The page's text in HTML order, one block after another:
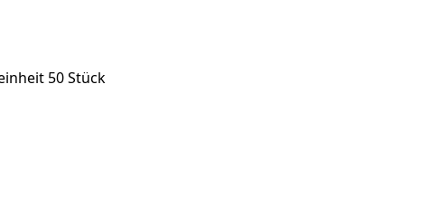
50 Stück